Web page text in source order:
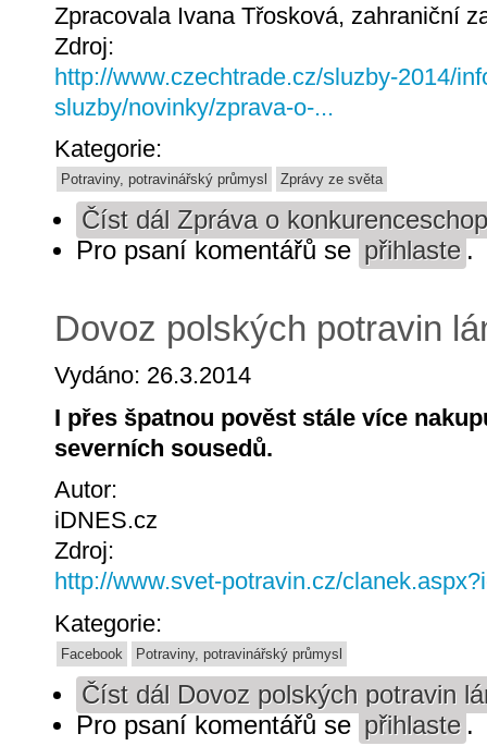
Zpracovala Ivana Třosková, zahraniční
Zdroj:
http://www.czechtrade.cz/sluzby-2014/
sluzby/novinky/zprava-o-...
Kategorie:
Potraviny, potravinářský průmysl Zprávy ze světa
Číst dál Zpráva o
Pro psaní komentářů se přihlaste .
Dovoz polských potravin
Vydáno: 26.3.2014
I přes špatnou pověst stále více
severních sousedů.
Autor:
iDNES.cz
Zdroj:
http://www.svet-potravin.cz/
Kategorie:
Facebook Potraviny, potravinářský průmysl
Číst dál Dovoz polských potravin
Pro psaní komentářů se přihlaste .